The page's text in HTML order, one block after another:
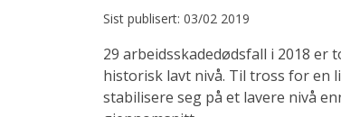
Sist publisert: 03/02 2019
29 arbeidsskadedødsfall i 2018 er
historisk lavt nivå. Til tross for en
stabilisere seg på et lavere nivå